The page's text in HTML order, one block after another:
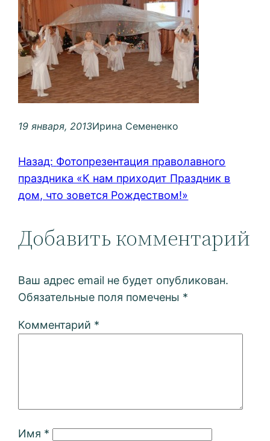
19 января, 2013Ирина Семененко
Назад: Фотопрезентация праволавного
праздника «К нам приходит Праздник в
дом, что зовется Рождеством!»
Добавить комментарий
Ваш адрес email не будет опубликован.
Обязательные поля помечены *
Комментарий *
Имя *